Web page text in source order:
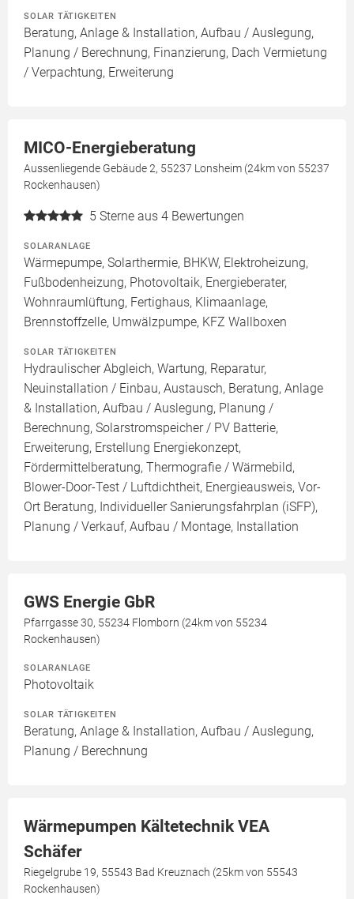
SOLAR TÄTIGKEITEN
Beratung, Anlage & Installation, Aufbau / Auslegung,
Planung / Berechnung, Finanzierung, Dach Vermietung
/ Verpachtung, Erweiterung
MICO-Energieberatung
Aussenliegende Gebäude 2, 55237 Lonsheim (24km von 55237
Rockenhausen)
5 Sterne aus 4 Bewertungen
SOLARANLAGE
Wärmepumpe, Solarthermie, BHKW, Elektroheizung,
Fußbodenheizung, Photovoltaik, Energieberater,
Wohnraumlüftung, Fertighaus, Klimaanlage,
Brennstoffzelle, Umwälzpumpe, KFZ Wallboxen
SOLAR TÄTIGKEITEN
Hydraulischer Abgleich, Wartung, Reparatur,
Neuinstallation / Einbau, Austausch, Beratung, Anlage
& Installation, Aufbau / Auslegung, Planung /
Berechnung, Solarstromspeicher / PV Batterie,
Erweiterung, Erstellung Energiekonzept,
Fördermittelberatung, Thermografie / Wärmebild,
Blower-Door-Test / Luftdichtheit, Energieausweis, Vor-
Ort Beratung, Individueller Sanierungsfahrplan (iSFP),
Planung / Verkauf, Aufbau / Montage, Installation
GWS Energie GbR
Pfarrgasse 30, 55234 Flomborn (24km von 55234
Rockenhausen)
SOLARANLAGE
Photovoltaik
SOLAR TÄTIGKEITEN
Beratung, Anlage & Installation, Aufbau / Auslegung,
Planung / Berechnung
Wärmepumpen Kältetechnik VEA
Schäfer
Riegelgrube 19, 55543 Bad Kreuznach (25km von 55543
Rockenhausen)